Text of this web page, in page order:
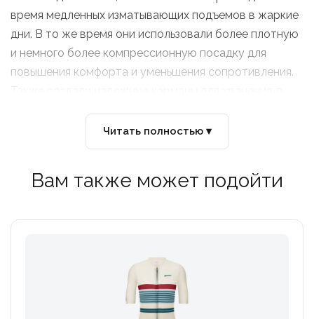
время медленных изматывающих подъемов в жаркие
дни. В то же время они использовали более плотную
и немного более компрессионную посадку для
повышения комфорта и уменьшения сопротивления.
содержимое не высыпалось во время интенсивной
Читать полностью ▾
Вам также может подойти